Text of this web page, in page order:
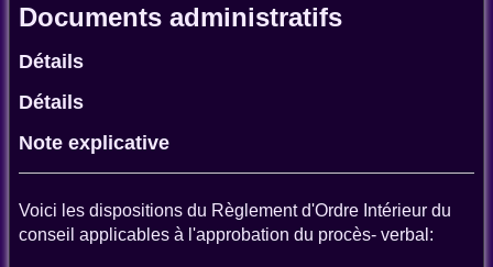
Documents administratifs
Détails
Détails
Note explicative
Voici les dispositions du Règlement d'Ordre Intérieur du
conseil applicables à l'approbation du procès- verbal: